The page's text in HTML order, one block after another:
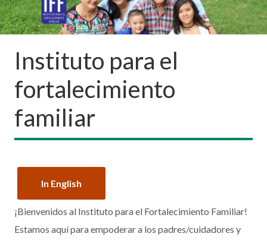
Instituto para el
fortalecimiento
familiar
In English
¡Bienvenidos al Instituto para el Fortalecimiento Familiar!
Estamos aquí para empoderar a los padres/cuidadores y